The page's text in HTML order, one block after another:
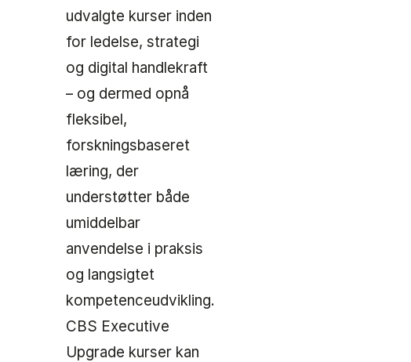
udvalgte kurser inden
for ledelse, strategi
og digital handlekraft
– og dermed opnå
fleksibel,
forskningsbaseret
læring, der
understøtter både
umiddelbar
anvendelse i praksis
og langsigtet
kompetenceudvikling.
CBS Executive
Upgrade kurser kan